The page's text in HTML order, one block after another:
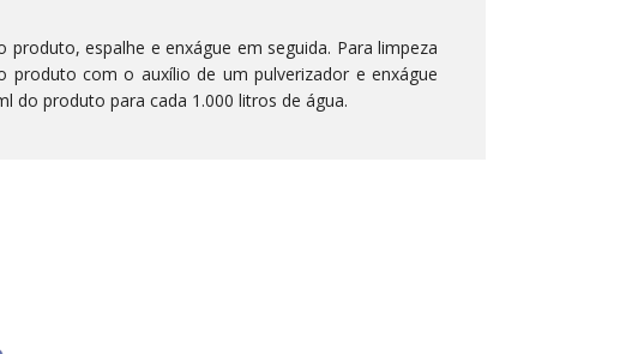
espalhe e enxágue em seguida. Para limpeza
produto com o auxílio de um pulverizador e enxágue
do produto para cada 1.000 litros de água.